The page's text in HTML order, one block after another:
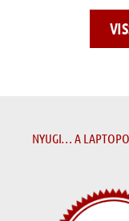
NYUGI… A